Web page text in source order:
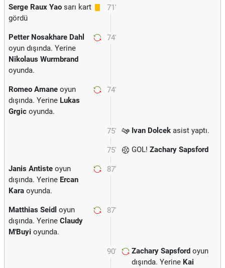
71'
Serge Raux Yao sarı kart
gördü
74'
Petter Nosakhare Dahl
oyun dışında. Yerine
Nikolaus Wurmbrand
oyunda.
74'
Romeo Amane oyun
dışında. Yerine Lukas
Grgic oyunda.
75' Ivan Dolcek asist yaptı.
75' GOL! Zachary Sapsford
87'
Janis Antiste oyun
dışında. Yerine Ercan
Kara oyunda.
87'
Matthias Seidl oyun
dışında. Yerine Claudy
M'Buyi oyunda.
90' Zachary Sapsford oyun
dışında. Yerine Kai